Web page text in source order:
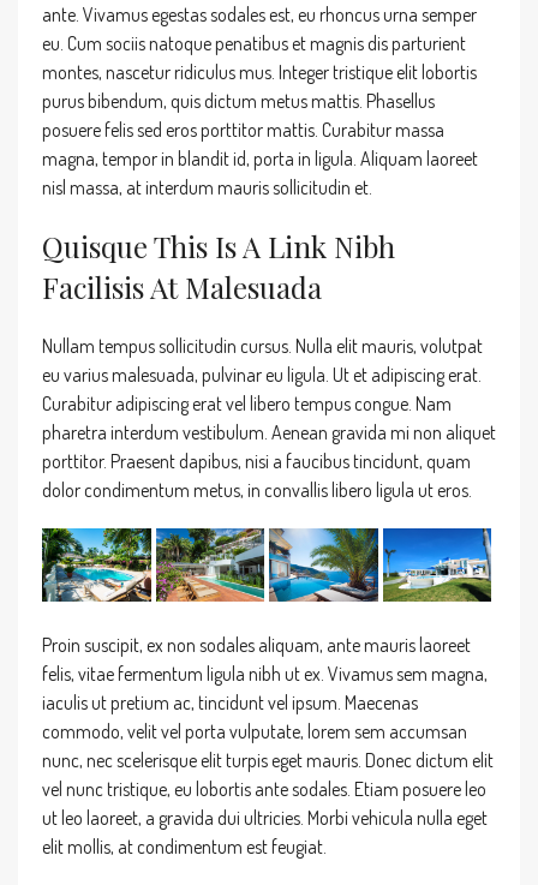
ante. Vivamus egestas sodales est, eu rhoncus urna semper
eu. Cum sociis natoque penatibus et magnis dis parturient
montes, nascetur ridiculus mus. Integer tristique elit lobortis
purus bibendum, quis dictum metus mattis. Phasellus
posuere felis sed eros porttitor mattis. Curabitur massa
magna, tempor in blandit id, porta in ligula. Aliquam laoreet
nisl massa, at interdum mauris sollicitudin et.
Quisque This Is A Link Nibh
Facilisis At Malesuada
Nullam tempus sollicitudin cursus. Nulla elit mauris, volutpat
eu varius malesuada, pulvinar eu ligula. Ut et adipiscing erat.
Curabitur adipiscing erat vel libero tempus congue. Nam
pharetra interdum vestibulum. Aenean gravida mi non aliquet
porttitor. Praesent dapibus, nisi a faucibus tincidunt, quam
dolor condimentum metus, in convallis libero ligula ut eros.
Proin suscipit, ex non sodales aliquam, ante mauris laoreet
felis, vitae fermentum ligula nibh ut ex. Vivamus sem magna,
iaculis ut pretium ac, tincidunt vel ipsum. Maecenas
commodo, velit vel porta vulputate, lorem sem accumsan
nunc, nec scelerisque elit turpis eget mauris. Donec dictum elit
vel nunc tristique, eu lobortis ante sodales. Etiam posuere leo
ut leo laoreet, a gravida dui ultricies. Morbi vehicula nulla eget
elit mollis, at condimentum est feugiat.